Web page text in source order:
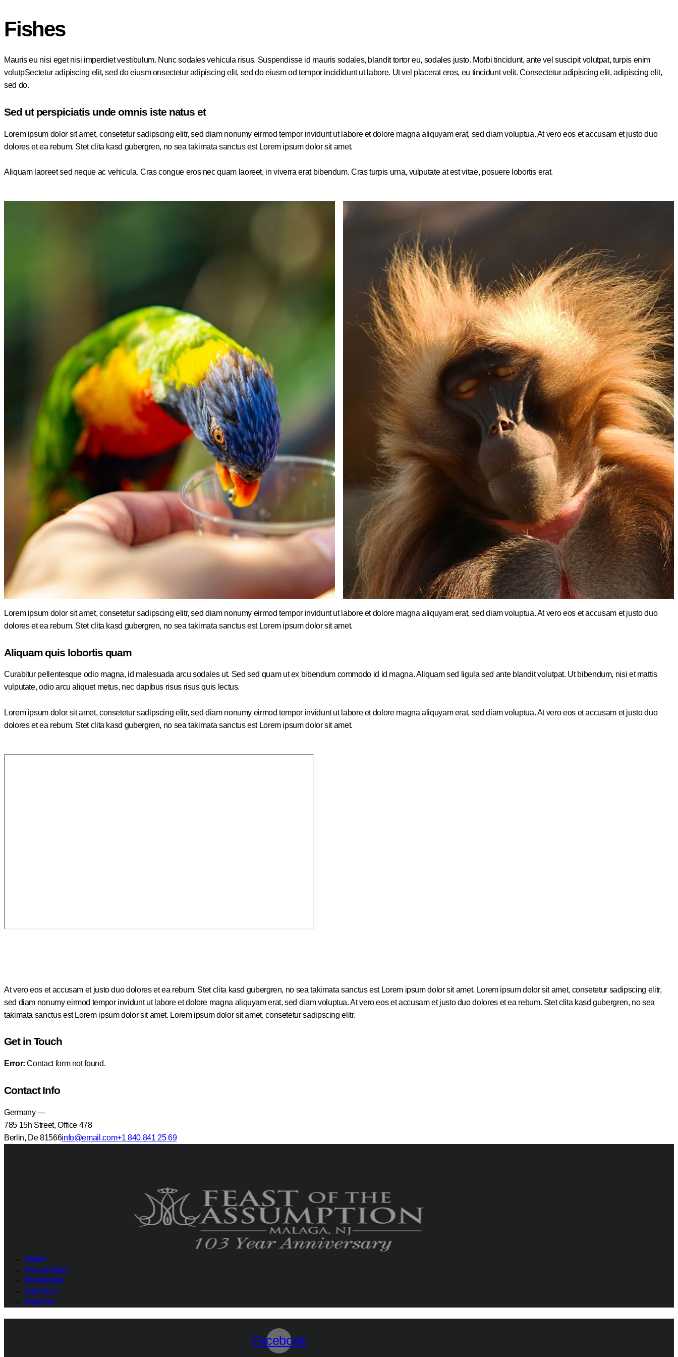
Fishes
Mauris eu nisi eget nisi imperdiet vestibulum. Nunc sodales vehicula risus. Suspendisse id mauris sodales, blandit tortor eu, sodales justo. Morbi tincidunt, ante vel suscipit volutpat, turpis enim
volutpSectetur adipiscing elit, sed do eiusm onsectetur adipiscing elit, sed do eiusm od tempor incididunt ut labore. Ut vel placerat eros, eu tincidunt velit. Consectetur adipiscing elit, adipiscing elit,
sed do.
Sed ut perspiciatis unde omnis iste natus et
Lorem ipsum dolor sit amet, consetetur sadipscing elitr, sed diam nonumy eirmod tempor invidunt ut labore et dolore magna aliquyam erat, sed diam voluptua. At vero eos et accusam et justo duo
dolores et ea rebum. Stet clita kasd gubergren, no sea takimata sanctus est Lorem ipsum dolor sit amet.
Aliquam laoreet sed neque ac vehicula. Cras congue eros nec quam laoreet, in viverra erat bibendum. Cras turpis urna, vulputate at est vitae, posuere lobortis erat.
Lorem ipsum dolor sit amet, consetetur sadipscing elitr, sed diam nonumy eirmod tempor invidunt ut labore et dolore magna aliquyam erat, sed diam voluptua. At vero eos et accusam et justo duo
dolores et ea rebum. Stet clita kasd gubergren, no sea takimata sanctus est Lorem ipsum dolor sit amet.
Aliquam quis lobortis quam
Curabitur pellentesque odio magna, id malesuada arcu sodales ut. Sed sed quam ut ex bibendum commodo id id magna. Aliquam sed ligula sed ante blandit volutpat. Ut bibendum, nisi et mattis
vulputate, odio arcu aliquet metus, nec dapibus risus risus quis lectus.
Lorem ipsum dolor sit amet, consetetur sadipscing elitr, sed diam nonumy eirmod tempor invidunt ut labore et dolore magna aliquyam erat, sed diam voluptua. At vero eos et accusam et justo duo
dolores et ea rebum. Stet clita kasd gubergren, no sea takimata sanctus est Lorem ipsum dolor sit amet.
At vero eos et accusam et justo duo dolores et ea rebum. Stet clita kasd gubergren, no sea takimata sanctus est Lorem ipsum dolor sit amet. Lorem ipsum dolor sit amet, consetetur sadipscing elitr,
sed diam nonumy eirmod tempor invidunt ut labore et dolore magna aliquyam erat, sed diam voluptua. At vero eos et accusam et justo duo dolores et ea rebum. Stet clita kasd gubergren, no sea
takimata sanctus est Lorem ipsum dolor sit amet. Lorem ipsum dolor sit amet, consetetur sadipscing elitr.
Get in Touch
Error: Contact form not found.
Contact Info
Germany —
785 15h Street, Office 478
Berlin, De 81566info@email.com+1 840 841 25 69
HOME
VOLUNTEER
SPONSORS
CONTACT
PHOTOS
Facebook